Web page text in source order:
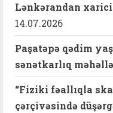
Lənkərandan
14.07.2026
Paşatəpə qədim
sənətkarlıq
“Fiziki fəallıqla
çərçivəsində